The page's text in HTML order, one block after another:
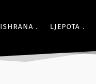
ISHRANA LJEPOTA